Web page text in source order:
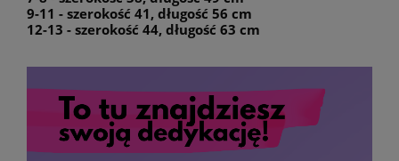
9-11 - szerokość 41, długość 56 cm
12-13 - szerokość 44, długość 63 cm